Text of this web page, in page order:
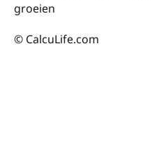
groeien
© CalcuLife.com